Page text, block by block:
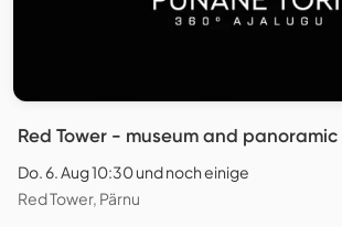
Red Tower - museum and
Do. 6. Aug 10:30 und noch einige
Red Tower, Pärnu